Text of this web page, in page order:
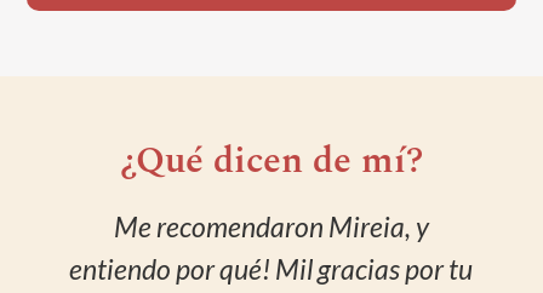
¿Qué dicen de mí?
por tu
La Mireia és una
professional! La meva